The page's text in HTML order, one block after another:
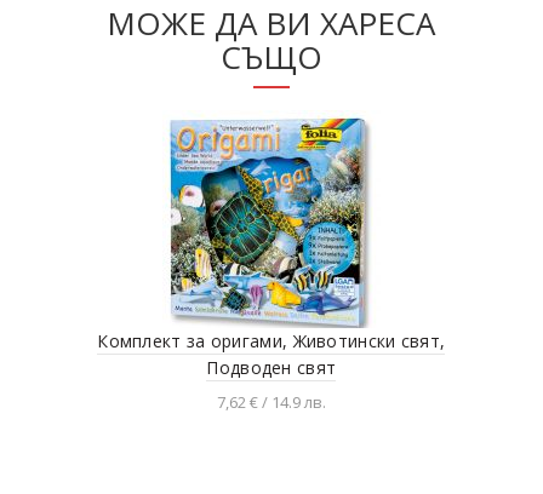
МОЖЕ ДА ВИ ХАРЕСА
СЪЩО
Комплект за оригами, Животински свят,
Подводен свят
7,62 € / 14.9 лв.